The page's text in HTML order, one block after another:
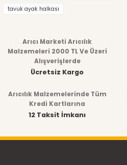
tavuk ayak halkası
Arıcı Marketi Arıcılık
Malzemeleri 2000 TL Ve Üzeri
Alışverişlerde
Ücretsiz Kargo
Arıcılık Malzemelerinde Tüm
Kredi Kartlarına
12 Taksit İmkanı